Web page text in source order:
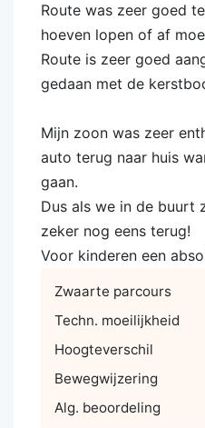
Route was zeer goed
hoeven lopen of af
Route is zeer goed
gedaan met de
Mijn zoon was zeer
auto terug naar huis
gaan.
Dus als we in de buurt
zeker nog eens terug!
Voor kinderen een
Zwaarte parcours
Techn. moeilijkheid
Hoogteverschil
Bewegwijzering
Alg. beoordeling